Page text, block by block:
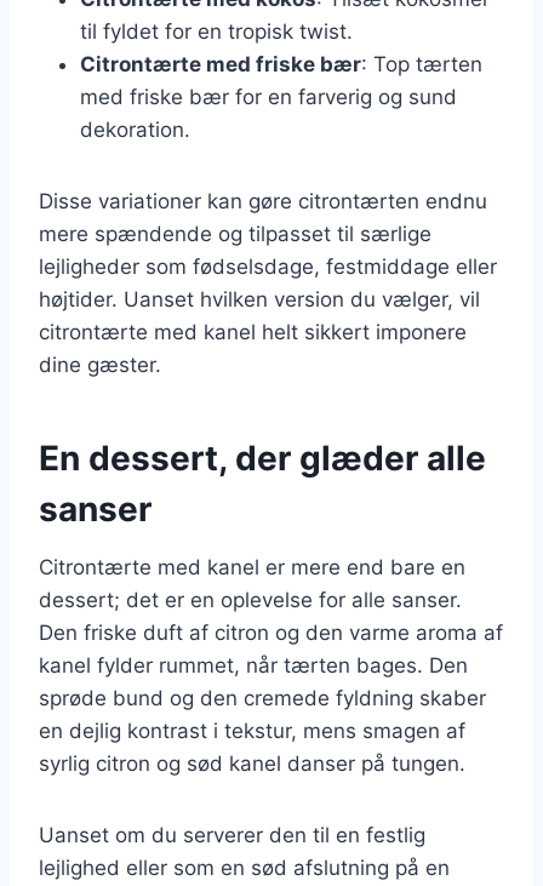
til fyldet for en tropisk twist.
Citrontærte med friske bær: Top tærten
med friske bær for en farverig og sund
dekoration.
Disse variationer kan gøre citrontærten endnu
mere spændende og tilpasset til særlige
lejligheder som fødselsdage, festmiddage eller
højtider. Uanset hvilken version du vælger, vil
citrontærte med kanel helt sikkert imponere
dine gæster.
En dessert, der glæder alle
sanser
Citrontærte med kanel er mere end bare en
dessert; det er en oplevelse for alle sanser.
Den friske duft af citron og den varme aroma af
kanel fylder rummet, når tærten bages. Den
sprøde bund og den cremede fyldning skaber
en dejlig kontrast i tekstur, mens smagen af
syrlig citron og sød kanel danser på tungen.
Uanset om du serverer den til en festlig
lejlighed eller som en sød afslutning på en